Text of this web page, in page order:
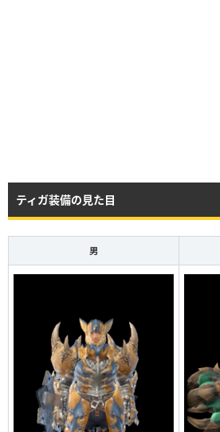
ティガ装備の見た目
男